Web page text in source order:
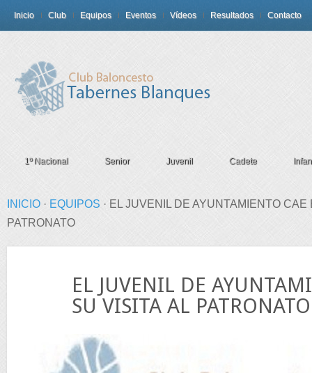
Inicio Club Equipos Eventos Vídeos Resultados Contacto
1º Nacional Senior Juvenil Cadete
INICIO · EQUIPOS · EL JUVENIL DE AYUNTAMIENTO CAE
PATRONATO
EL JUVENIL DE
SU VISITA AL PATRONATO